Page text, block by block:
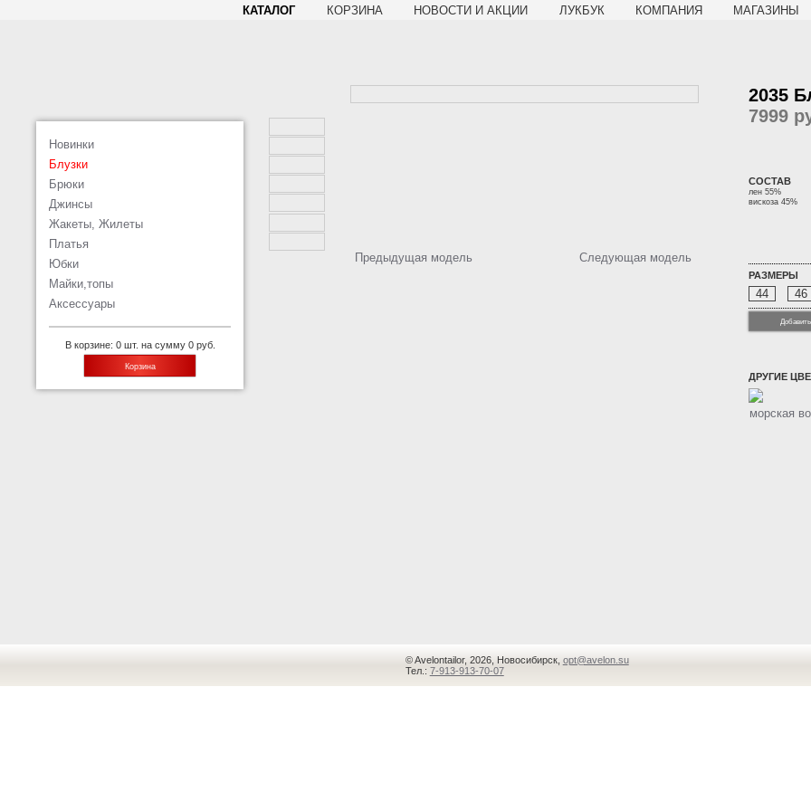
КАТАЛОГ КОРЗИНА НОВОСТИ И АКЦИИ ЛУКБУК КОМПАНИЯ МАГАЗИНЫ
Новинки
Блузки
Брюки
Джинсы
Жакеты, Жилеты
Платья
Юбки
Майки,топы
Аксессуары
В корзине: 0 шт. на сумму 0 руб.
Корзина
Предыдущая модель Следующая модель
2035
7999
СОСТАВ
лен 55%
вискоза 45%
РАЗМЕРЫ
44 46
ДРУГИЕ
морская
© Avelontailor, 2026, Новосибирск, opt@avelon.su
Тел.: 7-913-913-70-07